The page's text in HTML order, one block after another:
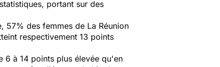
portant sur des
57% des femmes de La Réunion
respectivement 13 points
6 à 14 points plus élevée qu'en